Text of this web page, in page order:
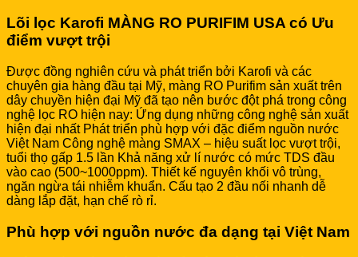
Lõi lọc Karofi MÀNG RO PURIFIM USA có Ưu
điểm vượt trội
Được đồng nghiên cứu và phát triển bởi Karofi và các
chuyên gia hàng đầu tại Mỹ, màng RO Purifim sản xuất trên
dây chuyền hiện đại Mỹ đã tạo nên bước đột phá trong công
nghệ lọc RO hiện nay: Ứng dụng những công nghệ sản xuất
hiện đại nhất Phát triển phù hợp với đặc điểm nguồn nước
Việt Nam Công nghệ màng SMAX – hiệu suất lọc vượt trội,
tuổi thọ gấp 1.5 lần Khả năng xử lí nước có mức TDS đầu
vào cao (500~1000ppm). Thiết kế nguyên khối vô trùng,
ngăn ngừa tái nhiễm khuẩn. Cấu tạo 2 đầu nối nhanh dễ
dàng lắp đặt, hạn chế rò rỉ.
Phù hợp với nguồn nước đa dạng tại Việt Nam